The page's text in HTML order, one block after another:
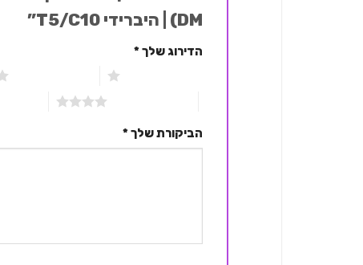
DM) | היברידי T5/C10”
הדירוג שלך*
הביקורת שלך*